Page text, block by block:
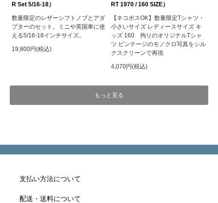
R Set 5/16-18）
数量限定のレザーシフトノブとアダ
プターのセット。ミニや英国車に使
える5/16-18インチサイズ。
19,800円(税込)
RT 1970 / 160 SIZE）
【ネコポスOK】数量限定Tシャツ・
小さいサイズ レディースサイズ キ
ッズ 160 拘りのオリジナルTシャ
ツ ビンテージのモノクロ写真をシル
クスクリーンで再現
4,070円(税込)
もっと見る
支払い方法について
配送・送料について